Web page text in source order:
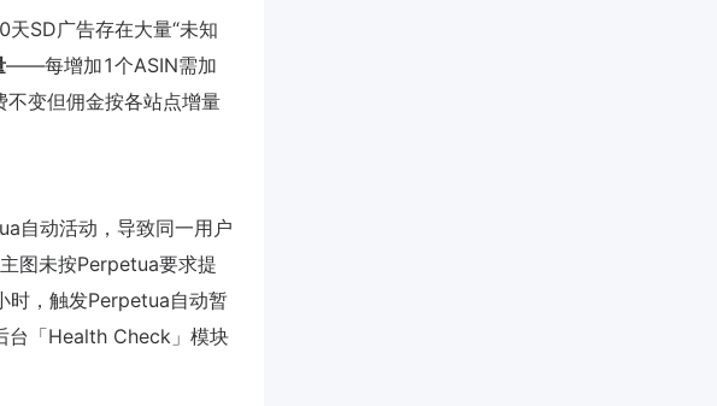
SD广告存在大量“未知
——每增加1个ASIN需加
变但佣金按各站点增量
自动活动，导致同一用户
图未按Perpetua要求提
时，触发Perpetua自动暂
台「Health Check」模块